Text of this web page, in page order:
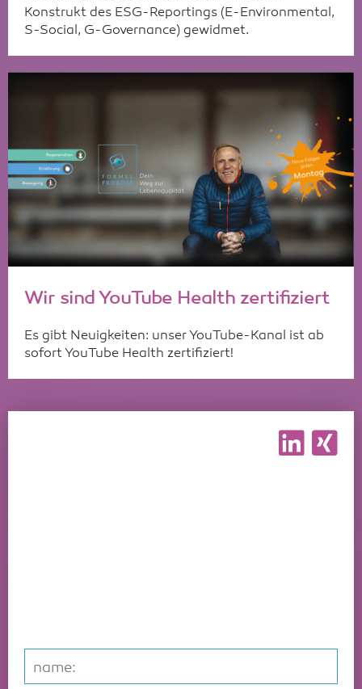
Konstrukt des ESG-Reportings (E-Environmental,
S-Social, G-Governance) gewidmet.
Wir sind YouTube Health zertifiziert
Es gibt Neuigkeiten: unser YouTube-Kanal ist ab
sofort YouTube Health zertifiziert!